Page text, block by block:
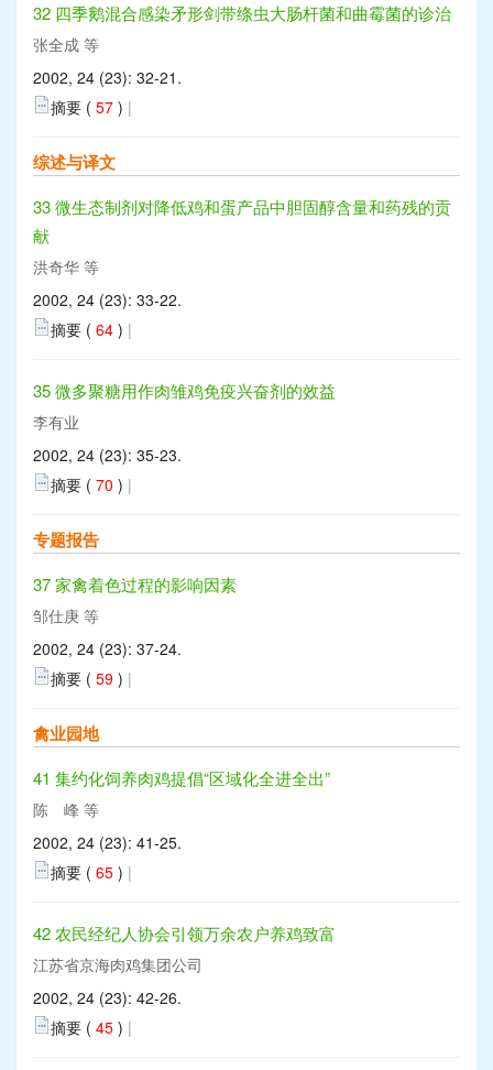
32 四季鹅混合感染矛形剑带绦虫大肠杆菌和曲霉菌的诊治
张全成 等
2002, 24 (23): 32-21.
摘要 ( 57 ) |
综述与译文
33 微生态制剂对降低鸡和蛋产品中胆固醇含量和药残的贡
献
洪奇华 等
2002, 24 (23): 33-22.
摘要 ( 64 ) |
35 微多聚糖用作肉雏鸡免疫兴奋剂的效益
李有业
2002, 24 (23): 35-23.
摘要 ( 70 ) |
专题报告
37 家禽着色过程的影响因素
邹仕庚 等
2002, 24 (23): 37-24.
摘要 ( 59 ) |
禽业园地
41 集约化饲养肉鸡提倡“区域化全进全出”
陈 峰 等
2002, 24 (23): 41-25.
摘要 ( 65 ) |
42 农民经纪人协会引领万余农户养鸡致富
江苏省京海肉鸡集团公司
2002, 24 (23): 42-26.
摘要 ( 45 ) |